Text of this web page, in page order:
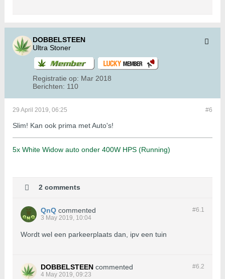
DOBBELSTEEN
Ultra Stoner
Registratie op: Mar 2018
Berichten: 110
#6
29 April 2019, 06:25
Slim! Kan ook prima met Auto's!
5x White Widow auto onder 400W HPS (Running)
2 comments
#6.1
QnQ commented
3 May 2019, 10:04
Wordt wel een parkeerplaats dan, ipv een tuin
#6.2
DOBBELSTEEN commented
4 May 2019, 09:23